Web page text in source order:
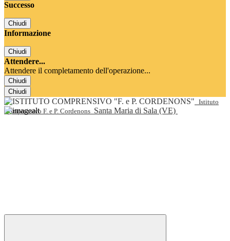
Successo
Chiudi
Informazione
Chiudi
Attendere...
Attendere il completamento dell'operazione...
Chiudi
Chiudi
Istituto
Comprensivo F. e P. Cordenons Santa Maria di Sala (VE)